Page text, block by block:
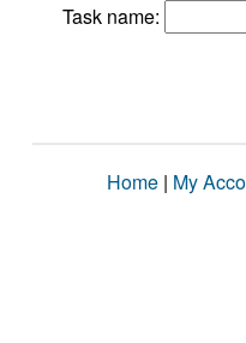
Task name:
Home | My